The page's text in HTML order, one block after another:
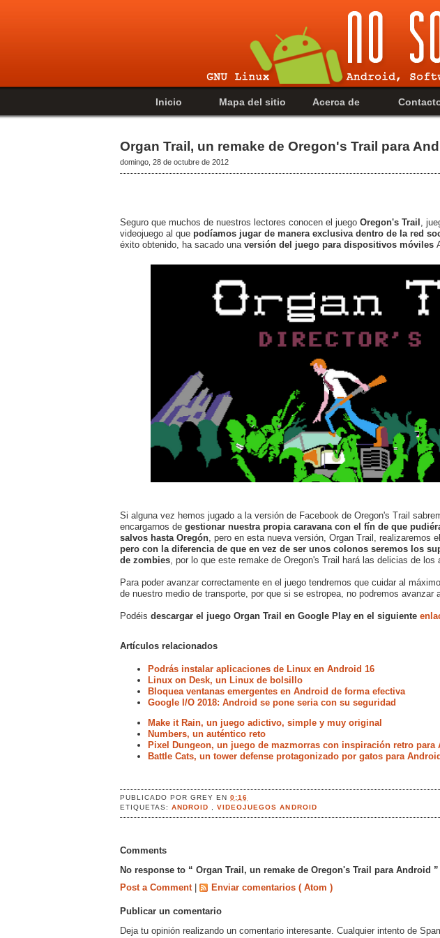
Inicio Mapa del sitio Acerca de
Organ Trail, un remake de Oregon's Trail para
domingo, 28 de octubre de 2012
Seguro que muchos de nuestros lectores conocen el juego Oregon's Trail ,
videojuego al que podíamos jugar de manera exclusiva dentro de la red
éxito obtenido, ha sacado una versión del juego para dispositivos móviles
Si alguna vez hemos jugado a la versión de Facebook de Oregon's Trail
encargarnos de gestionar nuestra propia caravana con el fín de que
salvos hasta Oregón , pero en esta nueva versión, Organ Trail, realizaremos
pero con la diferencia de que en vez de ser unos colonos seremos los
de zombies , por lo que este remake de Oregon's Trail hará las delicias de los
Para poder avanzar correctamente en el juego tendremos que cuidar al
de nuestro medio de transporte, por que si se estropea, no podremos avanzar
Podéis descargar el juego Organ Trail en Google Play en el siguiente
Artículos relacionados
Podrás instalar aplicaciones de Linux en Android 16
Linux on Desk, un Linux de bolsillo
Bloquea ventanas emergentes en Android de forma efectiva
Google I/O 2018: Android se pone seria con su seguridad
Make it Rain, un juego adictivo, simple y muy original
Numbers, un auténtico reto
Pixel Dungeon, un juego de mazmorras con inspiración retro para
Battle Cats, un tower defense protagonizado por gatos para Android
PUBLICADO PORGREYEN0:16
ETIQUETAS:ANDROID ,VIDEOJUEGOS ANDROID
Comments
No response to “ Organ Trail, un remake de Oregon's Trail para Android ”
Post a Comment
Enviar comentarios ( Atom )
Publicar un comentario
Deja tu opinión realizando un comentario interesante. Cualquier intento de